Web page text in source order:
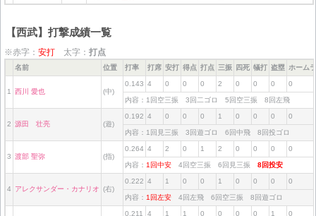
【西武】打撃成績一覧
※赤字： 安打 太字： 打点
名前 位置 打率 打席 安打 得点 打点 三振 四死 犠打 盗塁 ホーム
1 西川 愛也 (中)
0.143 4 0 0 0 2 0 0 0 0
内容：1回空三振 3回二ゴロ 5回空三振 8回左飛
2 源田 壮亮 (遊)
0.192 4 0 0 0 1 0 0 0 0
内容：1回見三振 3回遊ゴロ 6回中飛 8回投ゴロ
3 渡部 聖弥 (指)
0.264 4 2 0 1 2 0 0 0 0
内容： 1回中安 4回空三振 6回見三振 8回投安
4 アレクサンダー・カナリオ (右)
0.222 4 1 0 0 1 0 0 0 0
内容： 1回左安 4回左飛 6回空三振 8回遊ゴロ
0.211 4 1 1 0 0 0 0 1 0